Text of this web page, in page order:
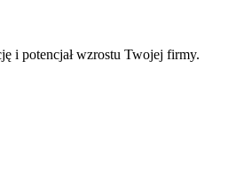
i potencjał wzrostu Twojej firmy.